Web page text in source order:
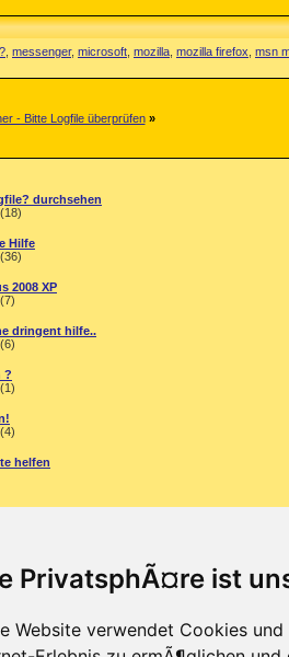
PrivatsphÃ¤re ist
Website verwendet Cookies
messenger, microsoft mozilla mozilla firefox msn
- Bitte Logfile überprüfen »
durchsehen
Hilfe
2008 XP
dringent hilfe..
?
helfen
mal mein LogFile durchsehen könnt und